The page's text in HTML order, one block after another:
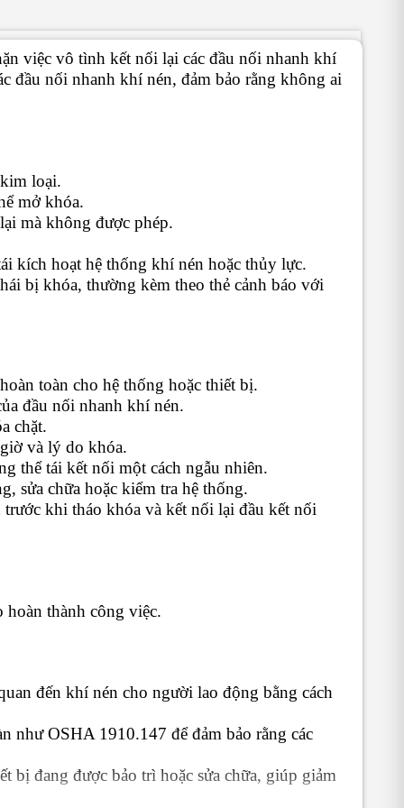
việc vô tình kết nối lại các đầu nối nhanh khí
đầu nối nhanh khí nén, đảm bảo rằng không ai
loại.
mở khóa.
mà không được phép.
kích hoạt hệ thống khí nén hoặc thủy lực.
bị khóa, thường kèm theo thẻ cảnh báo với
toàn cho hệ thống hoặc thiết bị.
đầu nối nhanh khí nén.
chặt.
và lý do khóa.
thể tái kết nối một cách ngẫu nhiên.
sửa chữa hoặc kiểm tra hệ thống.
khi tháo khóa và kết nối lại đầu kết nối
thành công việc.
đến khí nén cho người lao động bằng cách
như OSHA 1910.147 để đảm bảo rằng các
bị đang được bảo trì hoặc sửa chữa, giúp giảm